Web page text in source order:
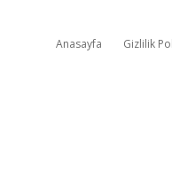
Anasayfa Gizlilik